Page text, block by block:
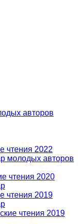
авторов
чтения 2022
молодых авторов
чтения 2020
чтения 2019
чтения 2019